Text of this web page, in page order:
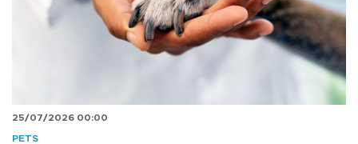
25/07/2026 00:00
PETS